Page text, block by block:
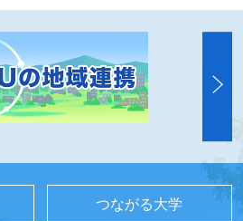
つながる大学